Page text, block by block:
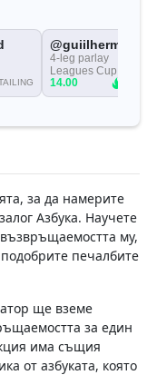
за да намерите
Азбука. Научете
му,
печалбите
ще вземе
за един
има същия
от азбуката, която